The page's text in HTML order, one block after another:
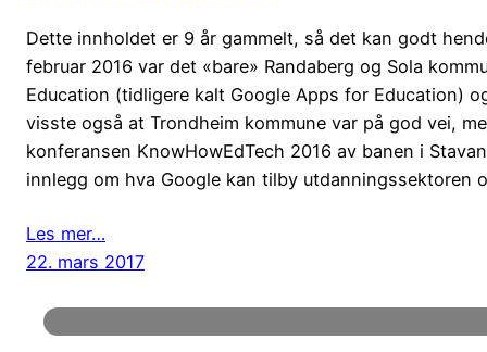
Dette innholdet er 9 år gammelt, så det kan godt
februar 2016 var det «bare» Randaberg og Sola
Education (tidligere kalt Google Apps for Education)
visste også at Trondheim kommune var på god vei,
konferansen KnowHowEdTech 2016 av banen i
innlegg om hva Google kan tilby utdanningssektoren
Les mer…
22. mars 2017